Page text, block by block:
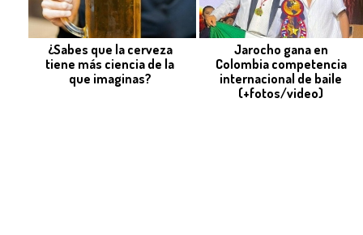
¿Sabes que la cerveza
tiene más ciencia de la
que imaginas?
Jarocho gana en
Colombia competencia
internacional de baile
(+fotos/video)